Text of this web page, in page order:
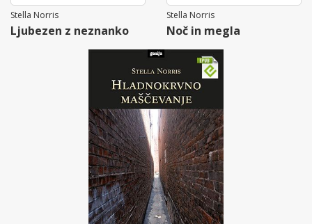
Stella Norris
Ljubezen z neznanko
Stella Norris
Noč in megla